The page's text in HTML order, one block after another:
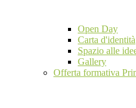
Open Day
Carta d'identità
Spazio alle
Gallery
Offerta formativa